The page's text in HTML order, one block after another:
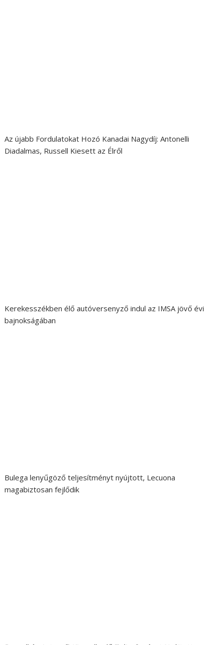
Az újabb Fordulatokat Hozó Kanadai Nagydíj: Antonelli
Diadalmas, Russell Kiesett az Élről
Kerekesszékben élő autóversenyző indul az IMSA jövő évi
bajnokságában
Bulega lenyűgöző teljesítményt nyújtott, Lecuona
magabiztosan fejlődik